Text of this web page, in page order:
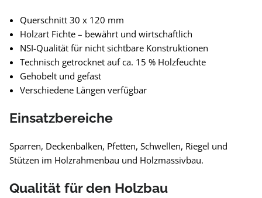
Querschnitt 30 x 120 mm
Holzart Fichte – bewährt und wirtschaftlich
NSI-Qualität für nicht sichtbare Konstruktionen
Technisch getrocknet auf ca. 15 % Holzfeuchte
Gehobelt und gefast
Verschiedene Längen verfügbar
Einsatzbereiche
Sparren, Deckenbalken, Pfetten, Schwellen, Riegel und
Stützen im Holzrahmenbau und Holzmassivbau.
Qualität für den Holzbau